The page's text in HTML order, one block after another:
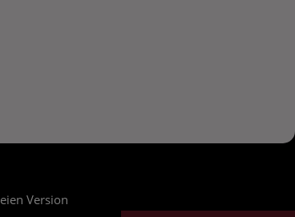
Version